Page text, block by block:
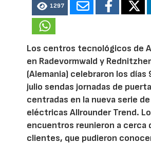
1297
Los centros tecnológicos de
en Radevormwald y
(Alemania) celebraron los días
julio sendas jornadas de
centradas en la nueva serie
eléctricas Allrounder Trend.
encuentros reunieron a cerca
clientes, que pudieron